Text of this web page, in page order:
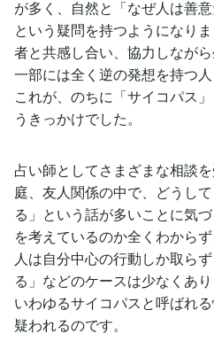
が多く、自然と「なぜ人は善
という疑問を持つようになり
者と共感し合い、協力しなが
一部には全く逆の発想を持つ
これが、のちに「サイコパス
うきっかけでした。
占い師としてさまざまな相談
庭、友人関係の中で、どうし
る」という話が多いことに気
を考えているのか全くわから
人は自分中心の行動しか取ら
る」などのケースは少なくあ
いわゆるサイコパスと呼ばれ
疑われるのです。